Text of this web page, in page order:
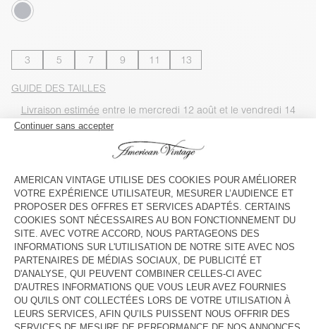
3 5 7 9 11 13
GUIDE DES TAILLES
Livraison estimée entre le mercredi 12 août et le vendredi 14
AJOUTER AU PANIER
VOIR LA DISPONIBILITE EN MAGASIN
VOIR LE LOOK